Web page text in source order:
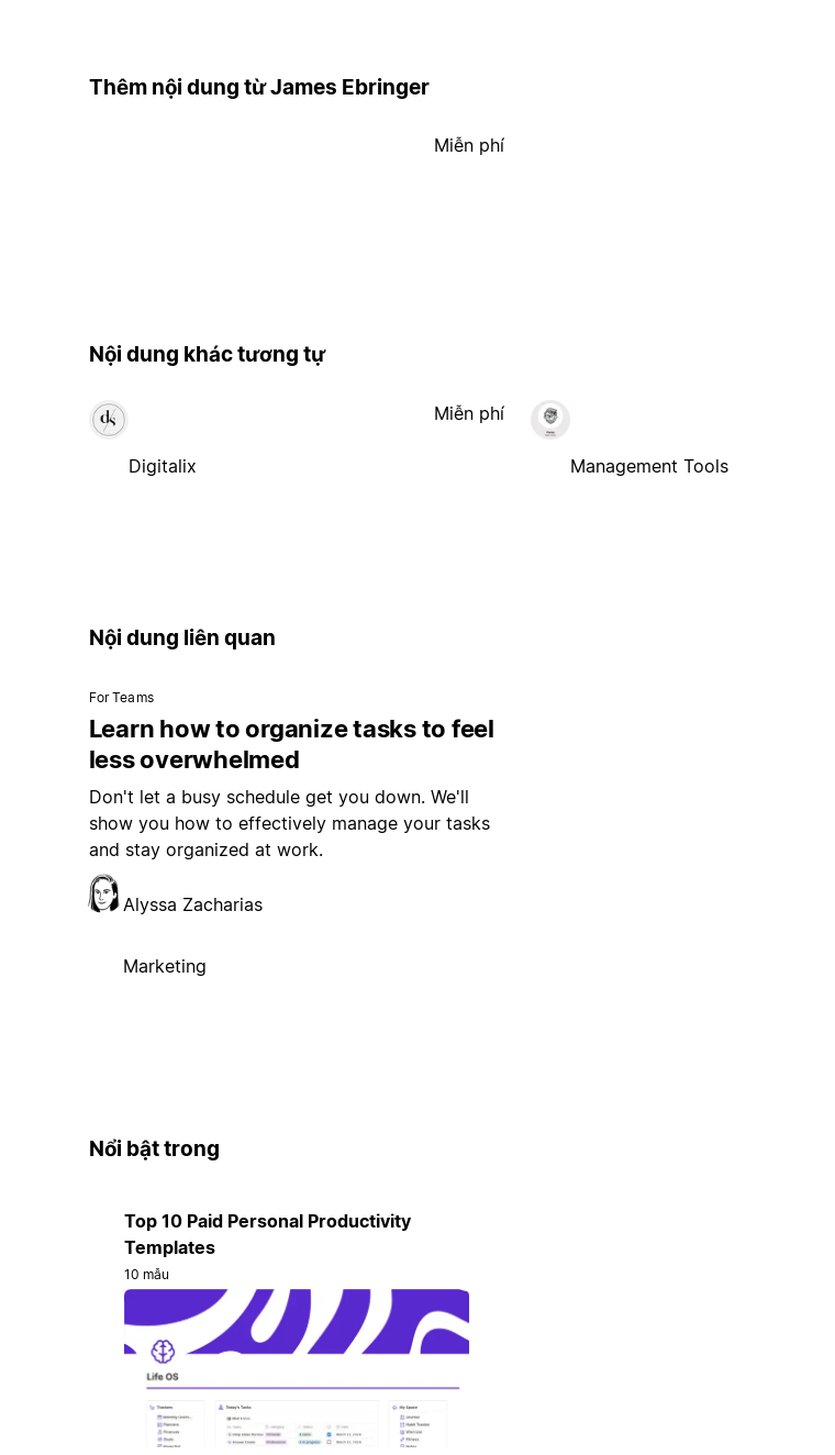
Thêm nội dung từ James Ebringer
Miễn phí
Nội dung khác tương tự
Digitalix
Miễn phí
Management Tools
Nội dung liên quan
For Teams
Learn how to organize tasks to feel
less overwhelmed
Don't let a busy schedule get you down. We'll
show you how to effectively manage your tasks
and stay organized at work.
Alyssa Zacharias
Marketing
Nổi bật trong
Top 10 Paid Personal Productivity
Templates
10 mẫu